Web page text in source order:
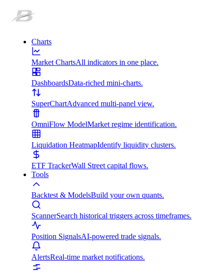
Charts
Market ChartsAll indicators in one place.
DashboardsData-riched mini-charts.
SuperChartAdvanced multi-panel view.
OmniFlow ModelMarket regime identification.
Liquidation HeatmapIdentify liquidity clusters.
ETF TrackerWall Street capital flows.
Tools
Backtest & ModelsBuild your own quants.
ScannerSearch historical triggers across timeframes.
Position SignalsAI-powered trade signals.
AlertsReal-time market notifications.